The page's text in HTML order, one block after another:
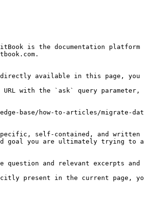
is the documentation
available in this page, you
URL with the `ask` query
base/how-to-articles/migrate-
self-contained, and written
goal you are ultimately trying to
and relevant excerpts and
present in the current